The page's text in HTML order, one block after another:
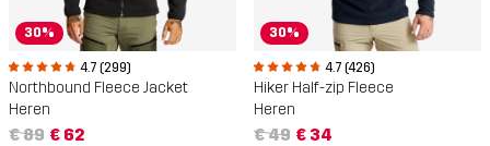
30%
4.7 (299)
Northbound Fleece Jacket
Heren
€ 89 € 62
30%
4.7 (426)
Hiker Half-zip Fleece
Heren
€ 49 € 34